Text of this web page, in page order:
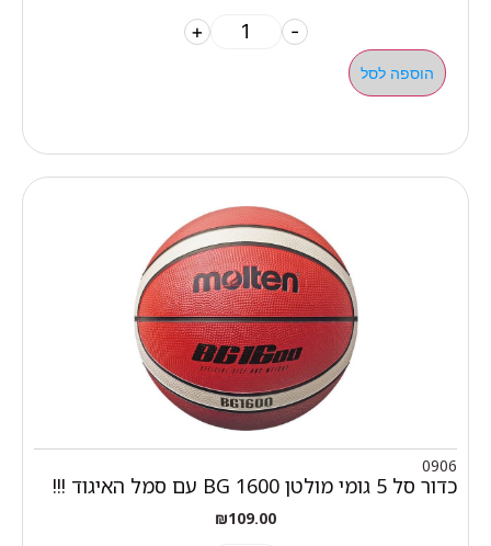
-
+
הוספה לסל
0906
כדור סל 5 גומי מולטן BG 1600 עם סמל האיגוד !!!
₪109.00